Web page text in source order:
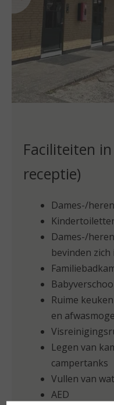
Faciliteiten
receptie)
Dames-/
Dames-/
bevinden
Ruime
en
Legen van
campertanks
Vullen van
AED